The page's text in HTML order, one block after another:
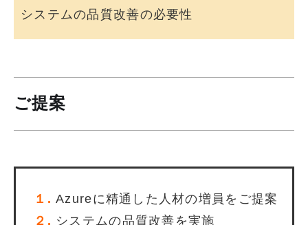
システムの品質改善の必要性
ご提案
１.Azureに精通した人材の増員をご提案
２. システムの品質改善を実施